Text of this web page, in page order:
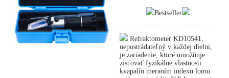
Bestseller
Refraktometer KD10541,
nepostrádateľný v každej dielni,
je zariadenie, ktoré umožňuje
zisťovať fyzikálne vlastnosti
kvapalín meraním indexu lomu